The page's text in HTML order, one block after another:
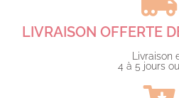
LIVRAISON OFFERTE
Livraison
4 à 5 jours